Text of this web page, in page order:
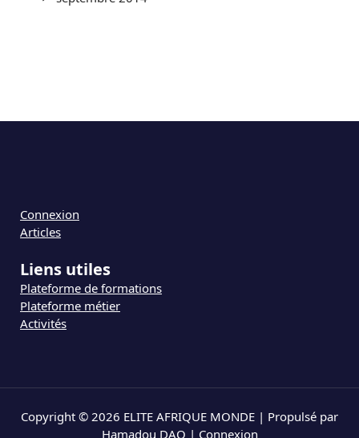
Connexion
Articles
Liens utiles
Plateforme de formations
Plateforme métier
Activités
Copyright © 2026 ELITE AFRIQUE MONDE | Propulsé par
Hamadou DAO | Connexion